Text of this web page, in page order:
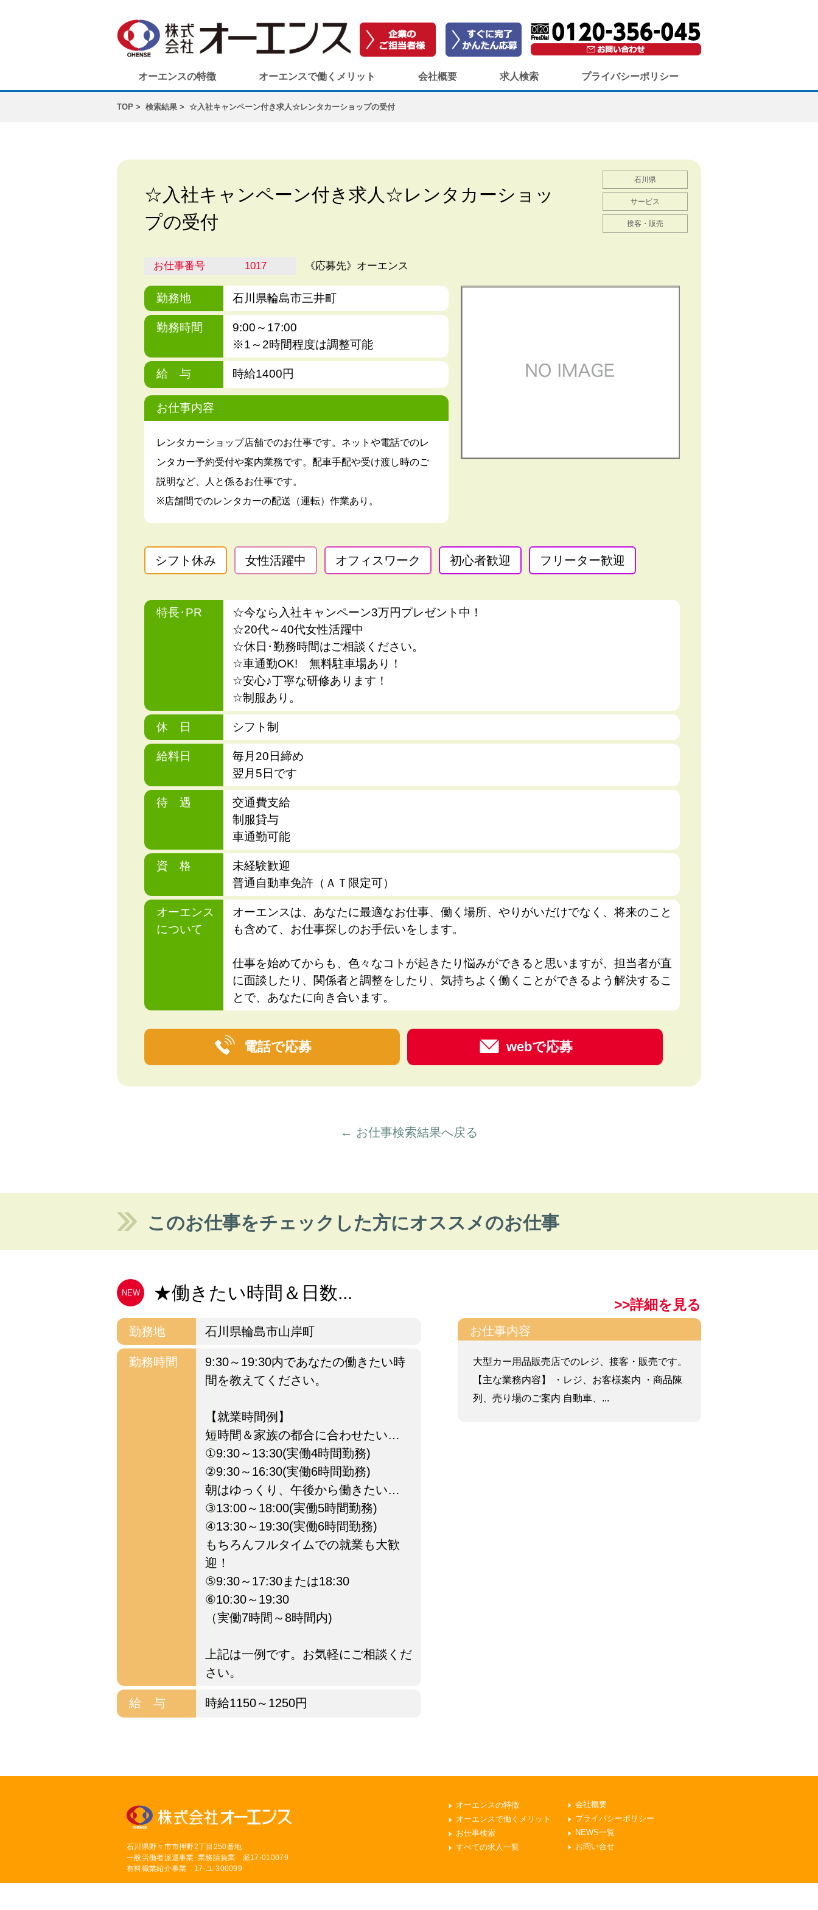
オーエンスの特徴 オーエンスで働くメリット 会社概要 求人検索 プライバシーポリシー
TOP 検索結果 ☆入社キャンペーン付き求人☆レンタカーショップの受付
石川県
サービス
接客・販売
☆入社キャンペーン付き求人☆レンタカーショッ
プの受付
お仕事番号 1017 《応募先》オーエンス
勤務地 石川県輪島市三井町
勤務時間
9:00～17:00
※1～2時間程度は調整可能
給 与 時給1400円
お仕事内容
レンタカーショップ店舗でのお仕事です。ネットや電話でのレ
ンタカー予約受付や案内業務です。配車手配や受け渡し時のご
説明など、人と係るお仕事です。
※店舗間でのレンタカーの配送（運転）作業あり。
シフト休み 女性活躍中 オフィスワーク 初心者歓迎 フリーター歓迎
特長･PR
☆今なら入社キャンペーン3万円プレゼント中！
☆20代～40代女性活躍中
☆休日･勤務時間はご相談ください。
☆車通勤OK! 無料駐車場あり！
☆安心♪丁寧な研修あります！
☆制服あり。
休 日 シフト制
給料日
毎月20日締め
翌月5日です
待 遇
交通費支給
制服貸与
車通勤可能
資 格
未経験歓迎
普通自動車免許（ＡＴ限定可）
オーエンス
について
オーエンスは、あなたに最適なお仕事、働く場所、やりがいだけでなく、将来のこと
も含めて、お仕事探しのお手伝いをします。
仕事を始めてからも、色々なコトが起きたり悩みができると思いますが、担当者が直
に面談したり、関係者と調整をしたり、気持ちよく働くことができるよう解決するこ
とで、あなたに向き合います。
電話で応募 webで応募
← お仕事検索結果へ戻る
このお仕事をチェックした方にオススメのお仕事
NEW ★働きたい時間＆日数...
>>詳細を見る
勤務地 石川県輪島市山岸町
勤務時間
9:30～19:30内であなたの働きたい時
間を教えてください。
【就業時間例】
短時間＆家族の都合に合わせたい…
①9:30～13:30(実働4時間勤務)
②9:30～16:30(実働6時間勤務)
朝はゆっくり、午後から働きたい…
③13:00～18:00(実働5時間勤務)
④13:30～19:30(実働6時間勤務)
もちろんフルタイムでの就業も大歓
迎！
⑤9:30～17:30または18:30
⑥10:30～19:30
（実働7時間～8時間内)
上記は一例です。お気軽にご相談くだ
さい。
給 与 時給1150～1250円
お仕事内容
大型カー用品販売店でのレジ、接客・販売です。
【主な業務内容】 ・レジ、お客様案内 ・商品陳
列、売り場のご案内 自動車、...
石川県野々市市押野2丁目250番地
一般労働者派遣事業･業務請負業 派17-010079
有料職業紹介事業 17-ユ-300099
オーエンスの特徴
オーエンスで働くメリット
お仕事検索
すべての求人一覧
会社概要
プライバシーポリシー
NEWS一覧
お問い合せ